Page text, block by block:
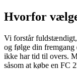
Hvorfor
Vi forstår
og følge din
ikke har tid til overs.
såsom at købe en FC